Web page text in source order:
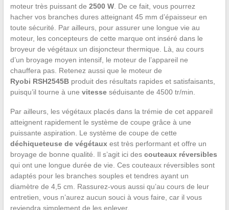
moteur très puissant de 2500 W. De ce fait, vous pourrez
hacher vos branches dures atteignant 45 mm d’épaisseur en
toute sécurité. Par ailleurs, pour assurer une longue vie au
moteur, les concepteurs de cette marque ont inséré dans le
broyeur de végétaux un disjoncteur thermique. Là, au cours
d’un broyage moyen intensif, le moteur de l’appareil ne
chauffera pas. Retenez aussi que le moteur de
Ryobi RSH2545Bproduit des résultats rapides et satisfaisants,
puisqu’il tourne à une vitesseséduisante de 4500 tr/min.
Par ailleurs, les végétaux placés dans la trémie de cet appareil
atteignent rapidement le système de coupe grâce à une
puissante aspiration. Le système de coupe de cette
déchiqueteuse de végétauxest très performant et offre un
broyage de bonne qualité. Il s’agit ici des couteaux réversibles
qui ont une longue durée de vie. Ces couteaux réversibles sont
adaptés pour les branches souples et tendres ayant un
diamètre de 4,5 cm. Rassurez-vous aussi qu’au cours de leur
entretien, vous n’aurez aucun souci à vous faire, car il vous
reviendra simplement de les enlever.